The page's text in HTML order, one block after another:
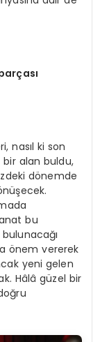
nasıl ki son
bir alan buldu,
dönemde
bu
önem vererek
yeni gelen
Hâlâ güzel bir